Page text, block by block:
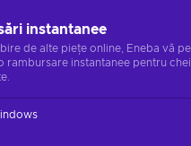
instantanee
de alte piețe online, Eneba vă
rambursare instantanee pentru